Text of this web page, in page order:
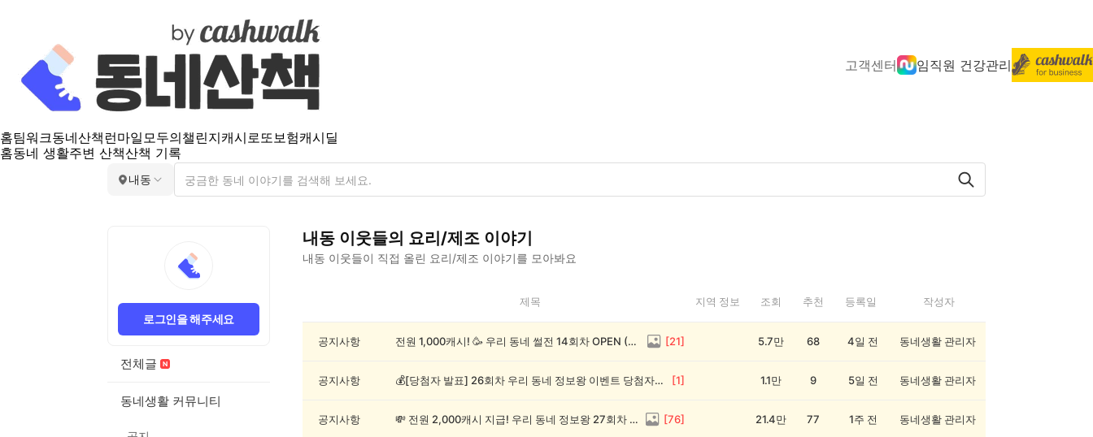
고객센터 임직원 건강관리
홈팀워크동네산책 런마일모두의챌린지캐시로또보험캐시딜
홈동네 생활주변 산책산책 기록
내동
로그인을 해주세요
전체글
동네생활 커뮤니티
내동 이웃들의 요리/제조 이야기
내동 이웃들이 직접 올린 요리/제조 이야기를 모아봐요
요
제목 지역 정보 조회 추천 등록일 작성자
공지사항 전원 1,000캐시! 🥳 우리 동네 썰전 14회차 OPEN (~8/17) [21] 5.7만 68 4일 전 동네생활 관리자
공지사항 💰[당첨자 발표] 26회차 우리 동네 정보왕 이벤트 당첨자를 발표합니다! [1] 1.1만 9 5일 전 동네생활 관리자
공지사항 💸 전원 2,000캐시 지급! 우리 동네 정보왕 27회차 (~8/10) [76] 21.4만 77 1주 전 동네생활 관리자